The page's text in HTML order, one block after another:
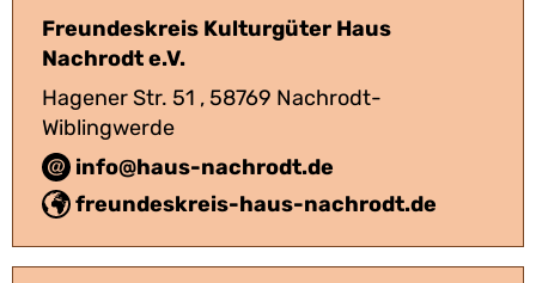
freundeskreis-haus-nachrodt.de
info@haus-nachrodt.de
Freundeskreis Kulturgüter Haus
Nachrodt e.V.
Hagener Str. 51 , 58769 Nachrodt-
Wiblingwerde